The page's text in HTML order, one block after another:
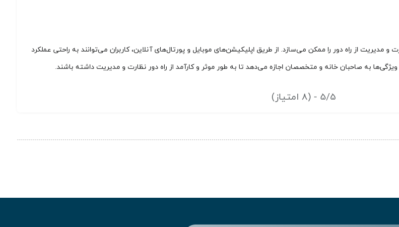
از راه دور را ممکن می‌سازد. از طریق اپلیکیشن‌های موبایل و پورتال‌های آنلاین، کاربران می‌توانند به راحتی عملکرد
به صاحبان خانه و متخصصان اجازه می‌دهد تا به طور موثر و کارآمد از راه دور نظارت و مدیریت داشته باشند.
5/5 - (8 امتیاز)